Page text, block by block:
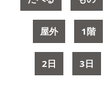
屋外 1階
2日 3日